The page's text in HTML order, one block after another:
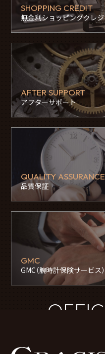
SHOPPING CREDIT
無金利ショッピングクレ
AFTER SUPPORT
アフターサポート
QUALITY ASSURANCE
品質保証
GMC
GMC（腕時計保険サービス）